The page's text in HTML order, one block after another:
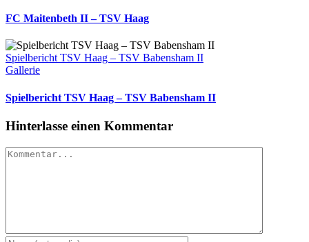
FC Maitenbeth II – TSV Haag
Spielbericht TSV Haag – TSV Babensham II
Gallerie
Spielbericht TSV Haag – TSV Babensham II
Hinterlasse einen Kommentar
Kommentar